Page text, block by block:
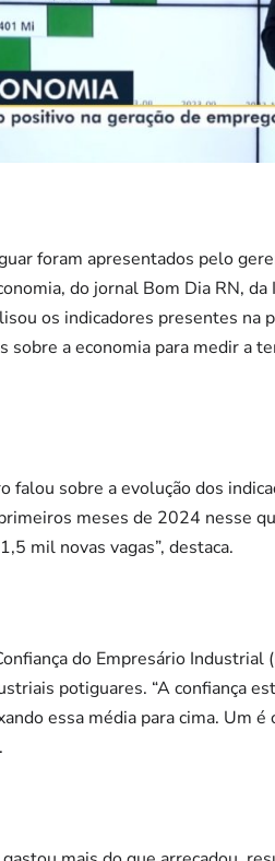
foram apresentados pelo
do jornal Bom Dia RN,
os indicadores presentes na
a economia para medir a
falou sobre a evolução dos
meses de 2024 nesse
mil novas vagas”, destaca.
do Empresário Industrial
potiguares. “A confiança
essa média para cima. Um